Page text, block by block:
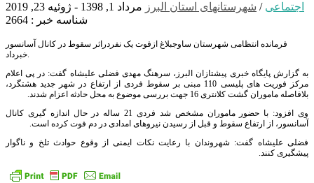
اجتماعی / شهرستانهای استان البرز مرداد 1, 1398 - ژوئیه 23, 2019
شناسه خبر : 2664
فرمانده انتظامی شهرستان ساوجبلاغ ازفوت یک نفردراثر سقوط در کانال آسانسور
خبرداد.
به گزارش پایگاه خبری پیشتازان البرز، سرهنگ مهدی فضلی علیشاه گفت: در پی اعلام
مرکز فوریت های پلیسی 110 مبنی بر سقوط فردی از ارتفاع در شهر جدید هشتگرد،
بلافاصله ماموران گشت کلانتری 16 جهت بررسی موضوع به محل حادثه اعزام شدند.
وی افزود: با حضور ماموران مشخص شد فردی 21 ساله در حال اندازه گیری کانال
آسانسور، از ارتفاع سقوط و قبل از رسیدن نیروهای امدادی در دم فوت کرده است.
فضلی علیشاه گفت: شهروندان با رعایت نکات ایمنی از وقوع حوادث تلخ و ناگوار
پیشگیری کنند.